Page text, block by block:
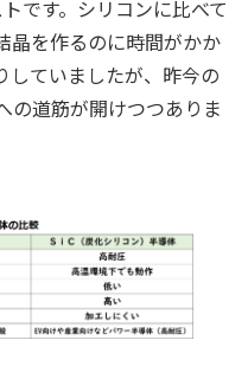
です。シリコンに比べて
晶を作るのに時間がかか
していましたが、昨今の
の道筋が開けつつありま